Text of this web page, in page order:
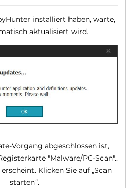
installiert haben, warte,
aktualisiert wird.
Vorgang abgeschlossen ist,
"Malware/PC-Scan"..
Klicken Sie auf „Scan
starten“.